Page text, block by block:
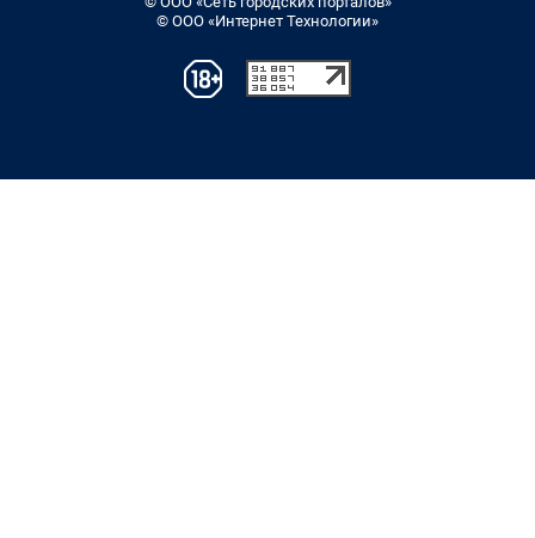
© ООО «Интернет Технологии»